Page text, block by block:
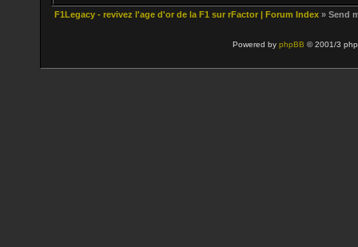
F1Legacy - revivez l'age d'or de la F1 sur rFactor | Forum Index » Send
Powered by phpBB © 2001/3